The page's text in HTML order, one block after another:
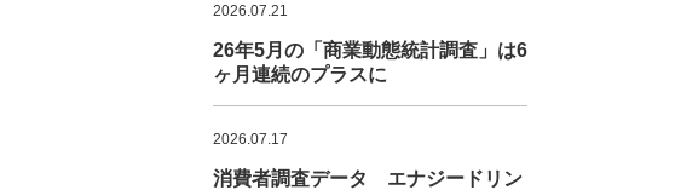
2026.07.21
26年5月の「商業動態統計調査」は6
ヶ月連続のプラスに
2026.07.17
消費者調査データ エナジードリン